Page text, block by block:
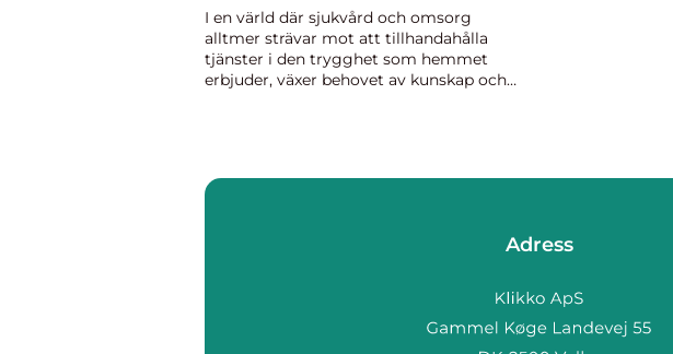
I en värld där sjukvård och omsorg
alltmer strävar mot att tillhandahålla
tjänster i den trygghet som hemmet
erbjuder, växer behovet av kunskap och
Adress